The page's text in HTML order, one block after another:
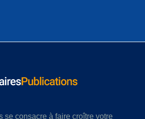
se consacre à faire croître votre